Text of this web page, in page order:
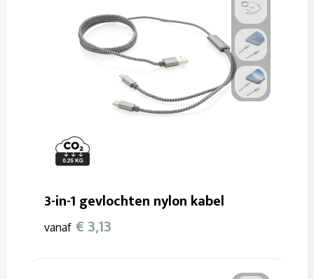
3-in-1 gevlochten nylon kabel
vanaf € 3,13